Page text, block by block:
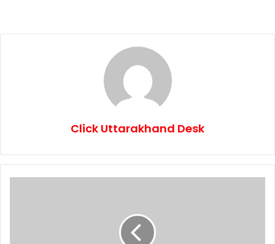
Click Uttarakhand Desk